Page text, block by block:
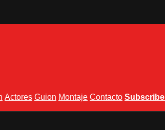
Actores Guion Montaje Contacto Subscribe